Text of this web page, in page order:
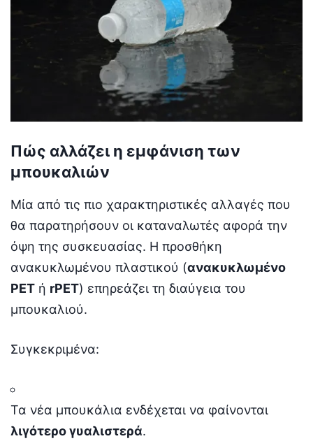
Πώς αλλάζει η εμφάνιση των
μπουκαλιών
Μία από τις πιο χαρακτηριστικές αλλαγές που
θα παρατηρήσουν οι καταναλωτές αφορά την
όψη της συσκευασίας. Η προσθήκη
ανακυκλωμένου πλαστικού (ανακυκλωμένο
PET ή rPET) επηρεάζει τη διαύγεια του
μπουκαλιού.
Συγκεκριμένα:
Τα νέα μπουκάλια ενδέχεται να φαίνονται
λιγότερο γυαλιστερά.